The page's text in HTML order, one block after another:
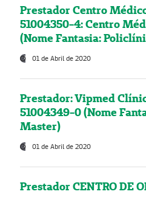
Prestador Centro
51004350-4: Centro
(Nome Fantasia:
01 de Abril de 2020
Prestador: Vipmed
51004349-0 (Nome
Master)
01 de Abril de 2020
Prestador CENTRO DE